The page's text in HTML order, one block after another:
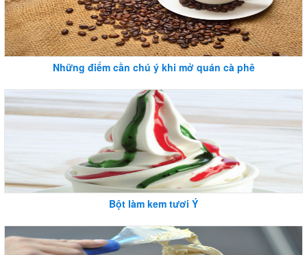
Những điểm cần chú ý khi mở quán cà phê
Bột làm kem tươi Ý